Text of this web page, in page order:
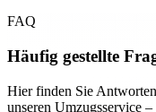
FAQ
Häufig gestellte
Hier finden Sie
unseren Umzugsservice